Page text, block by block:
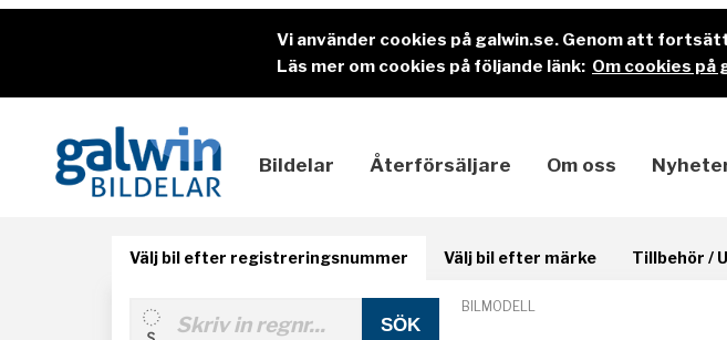
Vi använder cookies på galwin.se. Genom att
Läs mer om cookies på följande länk: Om cookies på
Bildelar Återförsäljare Om oss
Välj bil efter registreringsnummer Välj bil efter märke Tillbehör /
BILMODELL